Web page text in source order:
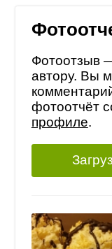
Фотоотзыв
автору. Вы
фотоотчёт
профиле.